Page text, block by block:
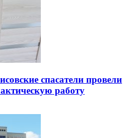
спасатели провели
работу